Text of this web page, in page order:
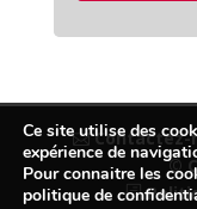
Contactez-
©
Ce site utilise des
expérience de
Pour connaitre les
politique de